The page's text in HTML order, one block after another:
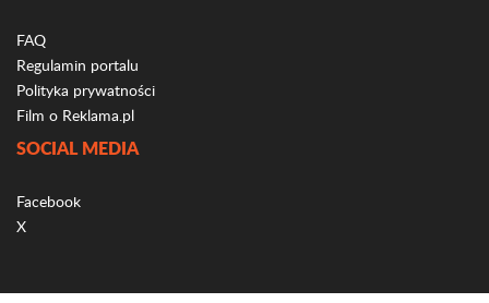
FAQ
Regulamin portalu
Polityka prywatności
Film o Reklama.pl
SOCIAL MEDIA
Facebook
X